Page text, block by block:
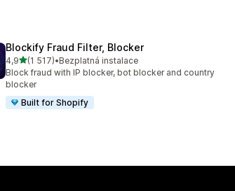
Blockify Fraud Filter, Blocker
4,9z 5 hvězd
(1 517)
Celkový počet recenzí: 1517
•Bezplatná instalace
Block fraud with IP blocker, bot blocker and country
blocker
Built for Shopify